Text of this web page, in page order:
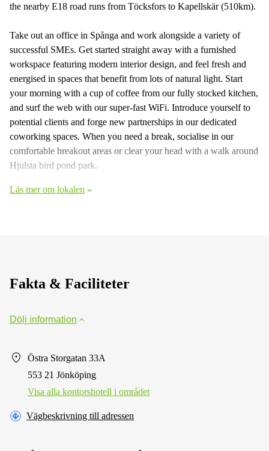
the nearby E18 road runs from Töcksfors to Kapellskär (510km).
Take out an office in Spånga and work alongside a variety of
successful SMEs. Get started straight away with a furnished
workspace featuring modern interior design, and feel fresh and
energised in spaces that benefit from lots of natural light. Start
your morning with a cup of coffee from our fully stocked kitchen,
and surf the web with our super-fast WiFi. Introduce yourself to
potential clients and forge new partnerships in our dedicated
coworking spaces. When you need a break, socialise in our
comfortable breakout areas or clear your head with a walk around
Hjulsta bird pond park.
Läs mer om lokalen
Fakta & Faciliteter
Dölj information
Östra Storgatan 33A
553 21 Jönköping
Visa alla kontorshotell i området
Vägbeskrivning till adressen